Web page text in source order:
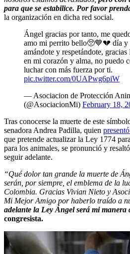
para que se estabilice. Por favor
la organización en dicha red social.
Ángel gracias por tanto, me
amo mi perrito bello🥺💙💔 día y
amándote y respetándote,
en mi corazón y alma, no puedo
luchar con más fuerza por ti.
pic.twitter.com/0UAPwg6piW
— Asociacion de Protección
(@AsociacionMi) February 18,
Tras conocerse la muerte de este
senadora Andrea Padilla, quien
que pretende actualizar la Ley 1774
para los animales, se pronunció y
seguir adelante.
“Qué dolor tan grande la muerte de
serán, por siempre, el emblema de la
Colombia. Gracias Vivian Nieto y
Mi Mejor Amigo por haberlo traído a
adelante la Ley Ángel será mi manera
congresista.